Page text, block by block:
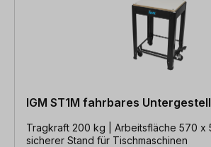
IGM ST1M fahrbares Untergestell
Tragkraft 200 kg | Arbeitsfläche 570 x 500 mm |
sicherer Stand für Tischmaschinen